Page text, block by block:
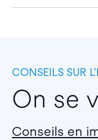
CONSEILS SUR
On se
Conseils en